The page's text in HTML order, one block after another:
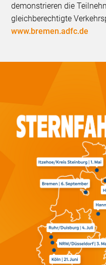
demonstrieren die
gleichberechtigte
www.bremen.adfc.de